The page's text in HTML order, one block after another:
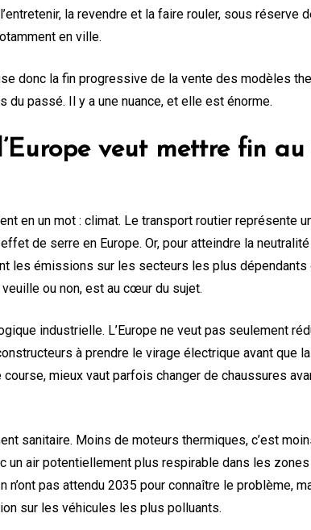
la revendre et la faire rouler, sous réserve
en ville.
donc la fin progressive de la vente des modèles
du passé. Il y a une nuance, et elle est énorme.
veut mettre fin
en un mot : climat. Le transport routier représente
de serre en Europe. Or, pour atteindre la
les émissions sur les secteurs les plus dépendants
veuille ou non, est au cœur du sujet.
industrielle. L’Europe ne veut pas seulement
à prendre le virage électrique avant que
mieux vaut parfois changer de chaussures
sanitaire. Moins de moteurs thermiques, c’est
un air potentiellement plus respirable dans les
n’ont pas attendu 2035 pour connaître le problème,
sur les véhicules les plus polluants.